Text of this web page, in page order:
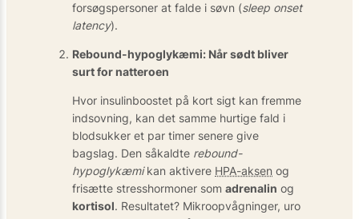
forsøgspersoner at falde i søvn (sleep onset
latency).
Rebound-hypoglykæmi: Når sødt bliver
surt for natteroen
Hvor insulinboostet på kort sigt kan fremme
indsovning, kan det samme hurtige fald i
blodsukker et par timer senere give
bagslag. Den såkaldte rebound-
hypoglykæmikan aktivere HPA-aksen og
frisætte stresshormoner som adrenalin og
kortisol. Resultatet? Mikroopvågninger, uro